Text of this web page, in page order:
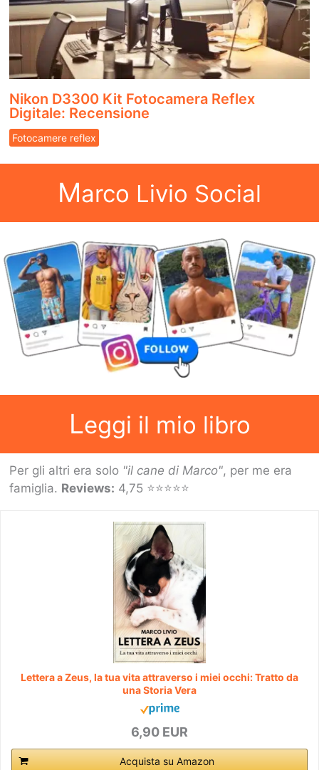
Nikon D3300 Kit Fotocamera Reflex
Digitale: Recensione
Fotocamere reflex
Marco Livio Social
Leggi il mio libro
Per gli altri era solo "il cane di Marco", per me era
famiglia. Reviews: 4,75 ⭐⭐⭐⭐⭐
Lettera a Zeus, la tua vita attraverso i miei occhi: Tratto da
una Storia Vera
6,90 EUR
Acquista su Amazon